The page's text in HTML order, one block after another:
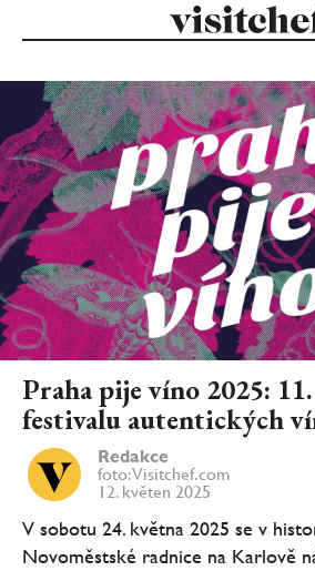
Praha pije víno 2025:
festivalu autentických
Redakce
foto: Visitchef.com
12. květen 2025
V sobotu 24. května 2025 se v
Novoměstské radnice na Karlově